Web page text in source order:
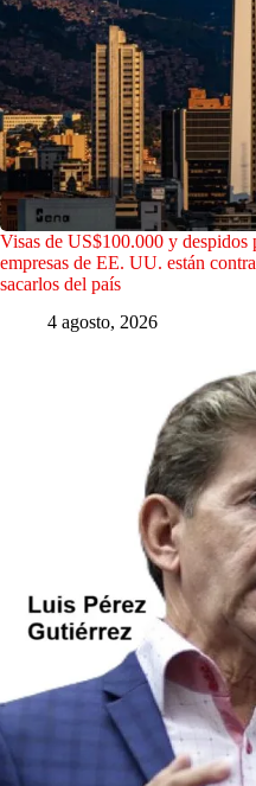
Visas de US$100.000 y
empresas de EE. UU. están
sacarlos del país
4 agosto, 2026